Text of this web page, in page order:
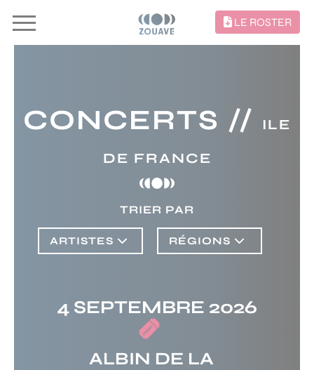
LE ROSTER
CONCERTS //
ILE
DE FRANCE
TRIER PAR
ARTISTES RÉGIONS
4 SEPTEMBRE 2026
ALBIN DE LA